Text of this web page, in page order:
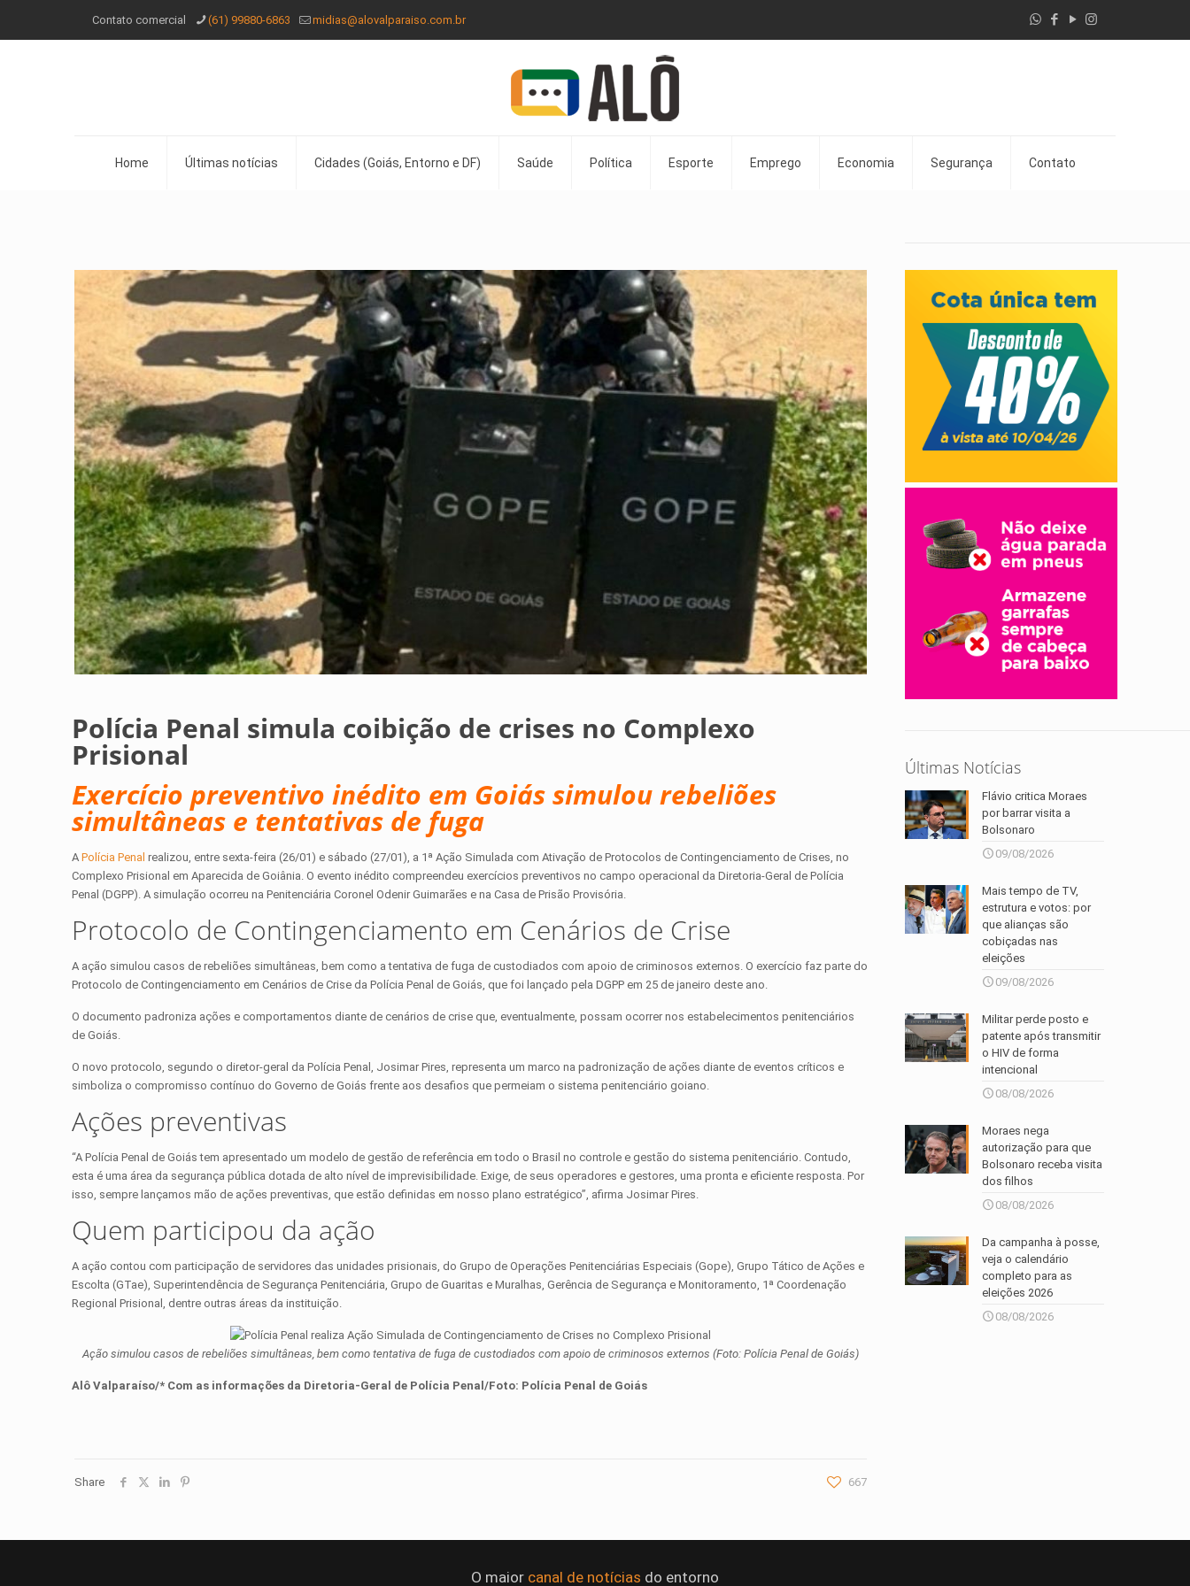
Contato comercial (61) 99880-6863 midias@alovalparaiso.com.br
Home Últimas notícias Cidades (Goiás, Entorno e DF) Saúde Política Esporte Emprego Economia Segurança Contato
Polícia Penal simula coibição de crises no Complexo
Prisional
Exercício preventivo inédito em Goiás simulou rebeliões
simultâneas e tentativas de fuga
APolícia Penal realizou, entre sexta-feira (26/01) e sábado (27/01), a 1ª Ação Simulada com Ativação de Protocolos de Contingenciamento de Crises, no
Complexo Prisional em Aparecida de Goiânia. O evento inédito compreendeu exercícios preventivos no campo operacional da Diretoria-Geral de Polícia
Penal (DGPP). A simulação ocorreu na Penitenciária Coronel Odenir Guimarães e na Casa de Prisão Provisória.
Protocolo de Contingenciamento em Cenários de Crise
A ação simulou casos de rebeliões simultâneas, bem como a tentativa de fuga de custodiados com apoio de criminosos externos. O exercício faz parte do
Protocolo de Contingenciamento em Cenários de Crise da Polícia Penal de Goiás, que foi lançado pela DGPP em 25 de janeiro deste ano.
O documento padroniza ações e comportamentos diante de cenários de crise que, eventualmente, possam ocorrer nos estabelecimentos penitenciários
de Goiás.
O novo protocolo, segundo o diretor-geral da Polícia Penal, Josimar Pires, representa um marco na padronização de ações diante de eventos críticos e
simboliza o compromisso contínuo do Governo de Goiás frente aos desafios que permeiam o sistema penitenciário goiano.
Ações preventivas
“A Polícia Penal de Goiás tem apresentado um modelo de gestão de referência em todo o Brasil no controle e gestão do sistema penitenciário. Contudo,
esta é uma área da segurança pública dotada de alto nível de imprevisibilidade. Exige, de seus operadores e gestores, uma pronta e eficiente resposta. Por
isso, sempre lançamos mão de ações preventivas, que estão definidas em nosso plano estratégico”, afirma Josimar Pires.
Quem participou da ação
A ação contou com participação de servidores das unidades prisionais, do Grupo de Operações Penitenciárias Especiais (Gope), Grupo Tático de Ações e
Escolta (GTae), Superintendência de Segurança Penitenciária, Grupo de Guaritas e Muralhas, Gerência de Segurança e Monitoramento, 1ª Coordenação
Regional Prisional, dentre outras áreas da instituição.
Ação simulou casos de rebeliões simultâneas, bem como tentativa de fuga de custodiados com apoio de criminosos externos (Foto: Polícia Penal de Goiás)
Alô Valparaíso/* Com as informações da Diretoria-Geral de Polícia Penal/Foto: Polícia Penal de Goiás
Share 667
Últimas Notícias
Flávio critica Moraes
por barrar visita a
Bolsonaro
09/08/2026
Mais tempo de TV,
estrutura e votos: por
que alianças são
cobiçadas nas
eleições
09/08/2026
Militar perde posto e
patente após transmitir
o HIV de forma
intencional
08/08/2026
Moraes nega
autorização para que
Bolsonaro receba visita
dos filhos
08/08/2026
Da campanha à posse,
veja o calendário
completo para as
eleições 2026
08/08/2026
O maior canal de notícias do entorno